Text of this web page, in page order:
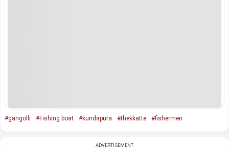
#gangolli #Fishing boat #kundapura #thekkatte #fishermen
ADVERTISEMENT